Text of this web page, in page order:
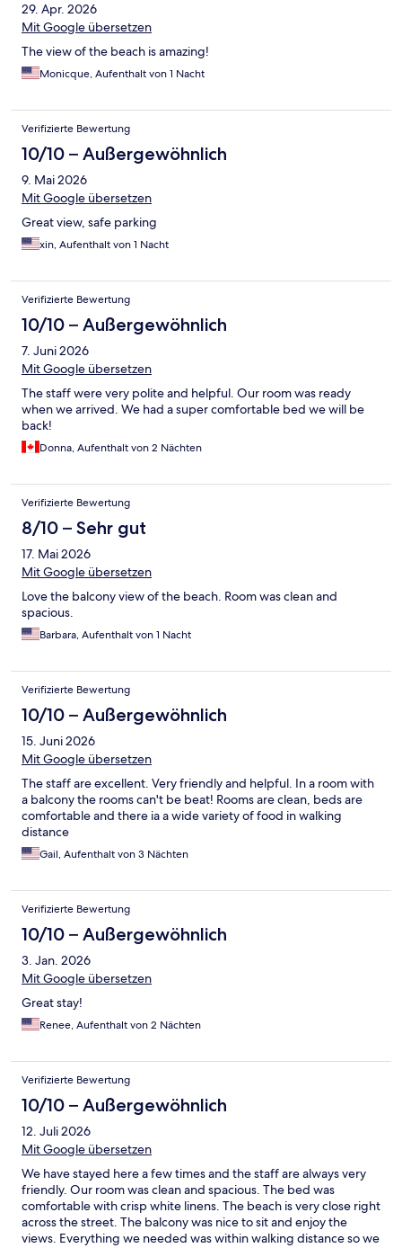
29. Apr. 2026
Mit Google übersetzen
The view of the beach is amazing!
Monicque, Aufenthalt von 1 Nacht
Verifizierte Bewertung
10/10 – Außergewöhnlich
9. Mai 2026
Mit Google übersetzen
Great view, safe parking
xin, Aufenthalt von 1 Nacht
Verifizierte Bewertung
10/10 – Außergewöhnlich
7. Juni 2026
Mit Google übersetzen
The staff were very polite and helpful. Our room was ready
when we arrived. We had a super comfortable bed we will be
back!
Donna, Aufenthalt von 2 Nächten
Verifizierte Bewertung
8/10 – Sehr gut
17. Mai 2026
Mit Google übersetzen
Love the balcony view of the beach. Room was clean and
spacious.
Barbara, Aufenthalt von 1 Nacht
Verifizierte Bewertung
10/10 – Außergewöhnlich
15. Juni 2026
Mit Google übersetzen
The staff are excellent. Very friendly and helpful. In a room with
a balcony the rooms can't be beat! Rooms are clean, beds are
comfortable and there ia a wide variety of food in walking
distance
Gail, Aufenthalt von 3 Nächten
Verifizierte Bewertung
10/10 – Außergewöhnlich
3. Jan. 2026
Mit Google übersetzen
Great stay!
Renee, Aufenthalt von 2 Nächten
Verifizierte Bewertung
10/10 – Außergewöhnlich
12. Juli 2026
Mit Google übersetzen
We have stayed here a few times and the staff are always very
friendly. Our room was clean and spacious. The bed was
comfortable with crisp white linens. The beach is very close right
across the street. The balcony was nice to sit and enjoy the
views. Everything we needed was within walking distance so we